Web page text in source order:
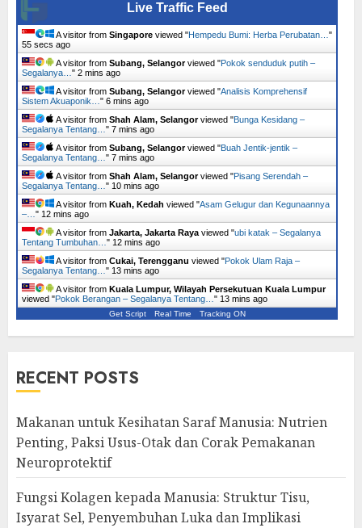
Live Traffic Feed
A visitor from Singapore viewed "Hempedu Bumi: Herba Perubatan… "
56 secs ago
A visitor from Subang, Selangorviewed "Pokok senduduk putih –
Segalanya… " 2 mins ago
A visitor from Subang, Selangorviewed "Analisis Komprehensif
Sistem Akuaponik… " 6 mins ago
A visitor from Shah Alam, Selangorviewed "Bunga Kesidang –
Segalanya Tentang… " 7 mins ago
A visitor from Subang, Selangorviewed "Buah Jentik-jentik –
Segalanya Tentang… " 7 mins ago
A visitor from Shah Alam, Selangorviewed "Pisang Serendah –
Segalanya Tentang… " 10 mins ago
A visitor from Kuah, Kedah viewed "Asam Gelugur dan Kegunaannya
–… " 12 mins ago
A visitor from Jakarta, Jakarta Raya viewed "ubi katak – Segalanya
Tentang Tumbuhan… " 12 mins ago
A visitor from Cukai, Terengganu viewed "Pokok Ulam Raja –
Segalanya Tentang… " 13 mins ago
A visitor from Kuala Lumpur, Wilayah Persekutuan Kuala Lumpur
viewed "Pokok Berangan – Segalanya Tentang… " 13 mins ago
Get Script Real Time Tracking ON
RECENT POSTS
Makanan untuk Kesihatan Saraf Manusia: Nutrien
Penting, Paksi Usus-Otak dan Corak Pemakanan
Neuroprotektif
Fungsi Kolagen kepada Manusia: Struktur Tisu,
Isyarat Sel, Penyembuhan Luka dan Implikasi